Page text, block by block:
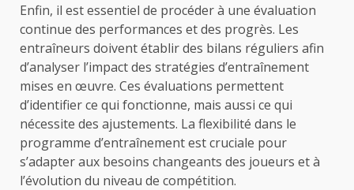
Enfin, il est essentiel de procéder à une évaluation
continue des performances et des progrès. Les
entraîneurs doivent établir des bilans réguliers afin
d’analyser l’impact des stratégies d’entraînement
mises en œuvre. Ces évaluations permettent
d’identifier ce qui fonctionne, mais aussi ce qui
nécessite des ajustements. La flexibilité dans le
programme d’entraînement est cruciale pour
s’adapter aux besoins changeants des joueurs et à
l’évolution du niveau de compétition.